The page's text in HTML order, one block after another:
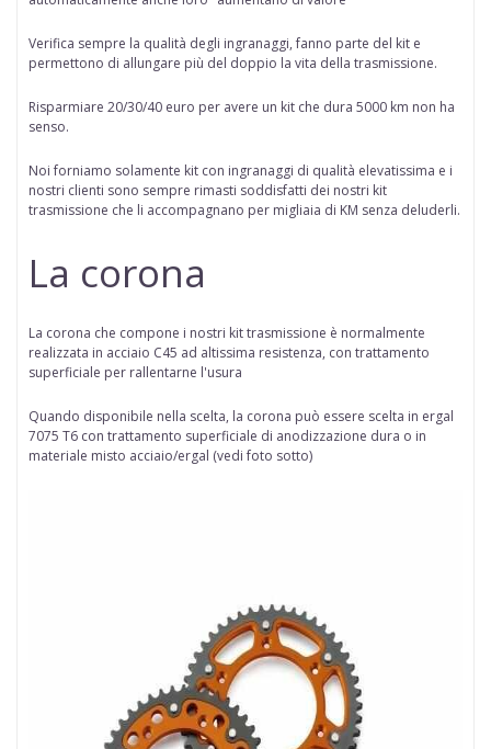
Verifica sempre la qualità degli ingranaggi, fanno parte del kit e
permettono di allungare più del doppio la vita della trasmissione.
Risparmiare 20/30/40 euro per avere un kit che dura 5000 km non ha
senso.
Noi forniamo solamente kit con ingranaggi di qualità elevatissima e i
nostri clienti sono sempre rimasti soddisfatti dei nostri kit
trasmissione che li accompagnano per migliaia di KM senza deluderli.
La corona
La corona che compone i nostri kit trasmissione è normalmente
realizzata in acciaio C45 ad altissima resistenza, con trattamento
superficiale per rallentarne l'usura
Quando disponibile nella scelta, la corona può essere scelta in ergal
7075 T6 con trattamento superficiale di anodizzazione dura o in
materiale misto acciaio/ergal (vedi foto sotto)